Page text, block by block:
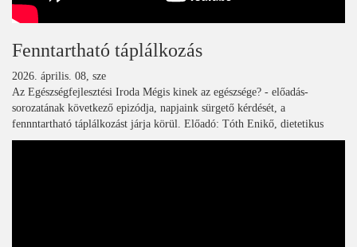
Fenntartható táplálkozás
2026. április. 08, sze
Az Egészségfejlesztési Iroda Mégis kinek az egészsége? - előadás-
sorozatának következő epizódja, napjaink sürgető kérdését, a
fennntartható táplálkozást járja körül. Előadó: Tóth Enikő, dietetikus